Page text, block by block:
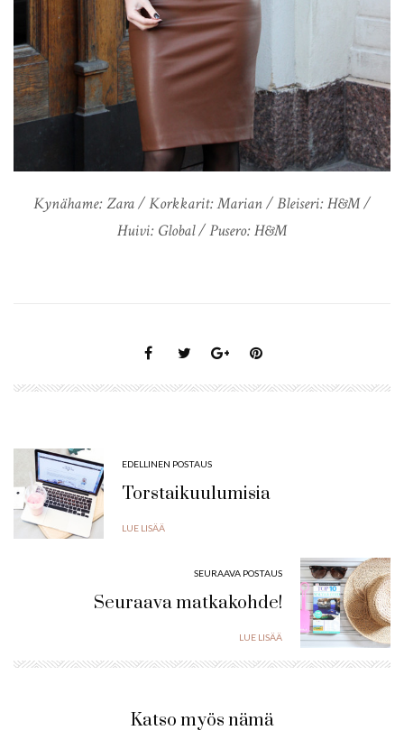
Kynähame: Zara / Korkkarit: Marian / Bleiseri: H&M /
Huivi: Global / Pusero: H&M
EDELLINEN POSTAUS
Torstaikuulumisia
LUE LISÄÄ
SEURAAVA POSTAUS
Seuraava matkakohde!
LUE LISÄÄ
Katso myös nämä